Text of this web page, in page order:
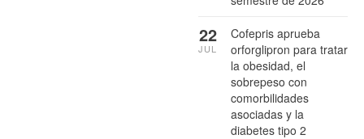
Cofepris aprueba
orforglipron para tratar
la obesidad, el
sobrepeso con
comorbilidades
asociadas y la
diabetes tipo 2
22
JUL